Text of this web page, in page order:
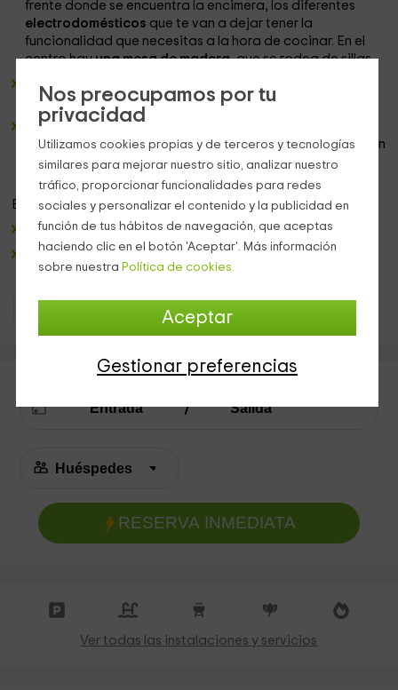
Nos preocupamos por tu
privacidad
Utilizamos cookies propias y de terceros y tecnologías
similares para mejorar nuestro sitio, analizar nuestro
tráfico, proporcionar funcionalidades para redes
sociales y personalizar el contenido y la publicidad en
función de tus hábitos de navegación, que aceptas
haciendo clic en el botón 'Aceptar'. Más información
sobre nuestra Política de cookies.
Aceptar
Gestionar preferencias
frente donde se encuentra la encimera, los diferentes
electrodomésticos que te van a dejar tener la
funcionalidad que necesitas a la hora de cocinar. En el
centro hayuna mesa de madera, que se rodea de sillas.
Un baño completo
bañera, y donde encontrarás losjuegos de toallas.
2 dormitorios dobles
casos,una cama de matrimonio,y la segunda habitación
dispone deun par de camas indviduales.
En laszonas exteriores,tenemos:
Unporche con mesa y sillas, que mira hacia losjardines
Unazona de piscina privada, y labarbacoapara
cocinar al aire libre.
RESERVA INMEDIATA
Ver todas las instalaciones y servicios